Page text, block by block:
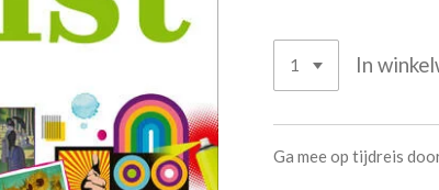
In
Ga mee op tijdreis